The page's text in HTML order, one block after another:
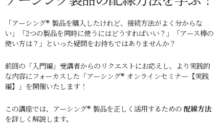
「アーシング® 製品を購入したけれど、接続方法がよく分からな
い」「2つの製品を同時に使うにはどうすればいい？」「アース棒の
使い方は？」といった疑問をお持ちではありませんか？
前回の「入門編」受講者からのリクエストにお応えし、より実践的
な内容にフォーカスした「アーシング® オンラインセミナー【実践
編】」を開催いたします！
この講座では、アーシング® 製品を正しく活用するための 配線方法
を詳しく解説します。